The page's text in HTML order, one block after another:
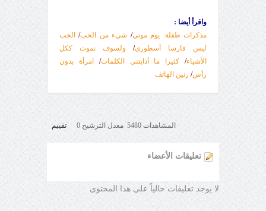
واقرأ أيضا :
مذكرات طفلة: يوم موتي/ شيء من الحب/
الحب
ليس فارسا أسطوري/
ولسوف نموت ككل
الأشياء/ كثيرا ما أذابتني الكلمات/
امرأة بدون
رأس/ رنين الهاتف
المشاهدات 5480 معدل الترشيح 0 تقييم
تعليقات الأعضاء
لا يوجد تعليقات حالياً على هذا المحتوى